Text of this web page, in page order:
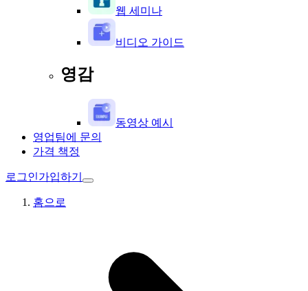
웹 세미나
비디오 가이드
영감
동영상 예시
영업팀에 문의
가격 책정
로그인가입하기
홈으로